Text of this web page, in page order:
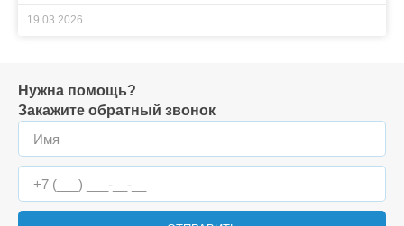
19.03.2026
Нужна помощь?
Закажите обратный звонок